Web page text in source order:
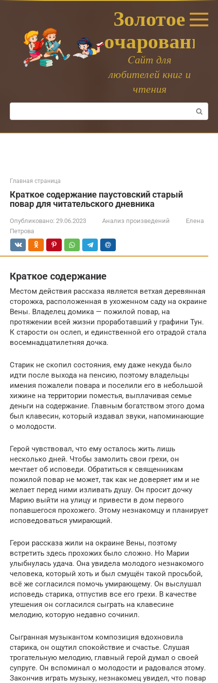
Золотое
очарование
Cайт для
любителей книг и
чтения
Поиск:
Главная страница
Краткое содержание паустовский старый
повар для читательского дневника
Опубликовано: 29.06.2023 Анализ произведений
Елена
Петрова
Краткое содержание
Местом действия рассказа является ветхая деревянная
сторожка, расположенная в ухоженном саду на окраине
Вены. Владелец домика — пожилой повар, на
протяжении всей жизни проработавший у графини Тун.
К старости он ослеп, и единственной его отрадой стала
восемнадцатилетняя дочка.
Старик не скопил состояния, ему даже некуда было
идти после выхода на пенсию, поэтому владельцы
имения пожалели повара и поселили его в небольшой
хижине на территории поместья, выплачивая семье
деньги на содержание. Главным богатством этого дома
был клавесин, который издавал звуки, напоминающие
о молодости.
Герой чувствовал, что ему осталось жить лишь
несколько дней. Чтобы замолить свои грехи, он
мечтает об исповеди. Обратиться к священникам
пожилой повар не может, так как не доверяет им и не
желает перед ними изливать душу. Он просит дочку
Марию выйти на улицу и привести в дом первого
попавшегося прохожего. Этому незнакомцу и планирует
исповедоваться умирающий.
Герои рассказа жили на окраине Вены, поэтому
встретить здесь прохожих было сложно. Но Марии
улыбнулась удача. Она увидела молодого незнакомого
человека, который хоть и был смущён такой просьбой,
всё же согласился помочь умирающему. Он выслушал
исповедь старика, отпустив все его грехи. В качестве
утешения он согласился сыграть на клавесине
мелодию, которую недавно сочинил.
Сыгранная музыкантом композиция вдохновила
старика, он ощутил спокойствие и счастье. Слушая
трогательную мелодию, главный герой думал о своей
супруге. Он вспоминал о молодости и радовался этому.
Закончив играть музыку, незнакомец увидел, что повар